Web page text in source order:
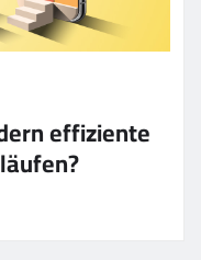
effiziente